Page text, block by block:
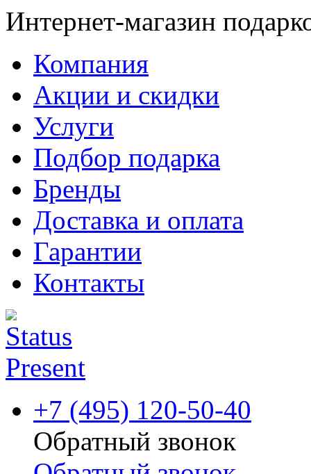
Интернет-магазин
Компания
Акции и скидки
Услуги
Подбор подарка
Бренды
Доставка и оплата
Гарантии
Контакты
+7 (495) 120-50-40
Обратный звонок